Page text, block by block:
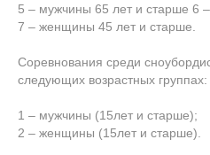
5 – мужчины 65 лет и старше 6
7 – женщины 45 лет и старше.
Соревнования среди
следующих возрастных группах:
1 – мужчины (15лет и старше);
2 – женщины (15лет и старше).